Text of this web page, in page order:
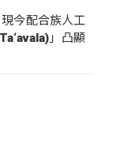
今配合族人工
」凸顯